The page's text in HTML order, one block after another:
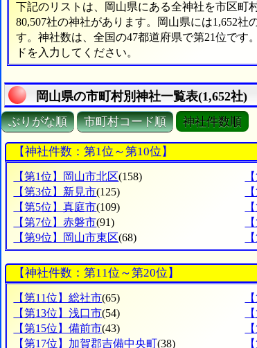
下記のリストは、岡山県にある全神社を市区町
80,507社の神社があります。岡山県には1,652
す。神社数は、全国の47都道府県で第21位で
ドを入力してください。
岡山県の市町村別神社一覧表(1,652社)
ぶりがな順 市町村コード順 神社件数順
【神社件数：第1位～第10位】
【第1位】岡山市北区(158)
【第3位】新見市(125)
【第5位】真庭市(109)
【第7位】赤磐市(91)
【第9位】岡山市東区(68)
【神社件数：第11位～第20位】
【第11位】総社市(65)
【第13位】浅口市(54)
【第15位】備前市(43)
【第17位】加賀郡吉備中央町(38)